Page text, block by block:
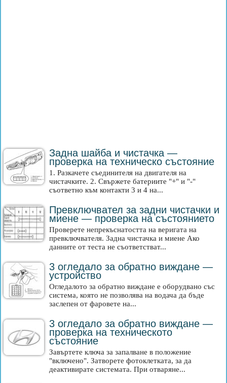
Задна шайба и чистачка —
проверка на техническо състояние
1. Разкачете съединителя на двигателя на
чистачките. 2. Свържете батериите "+" и "-"
съответно към контакти 3 и 4 на...
Превключвател за задни чистачки и
миене — проверка на състоянието
Проверете непрекъснатостта на веригата на
превключвателя. Задна чистачка и миене Ако
данните от теста не съответстват...
3 огледало за обратно виждане —
устройство
Огледалото за обратно виждане е оборудвано със
система, която не позволява на водача да бъде
заслепен от фаровете на...
3 огледало за обратно виждане —
проверка на техническото
състояние
Завъртете ключа за запалване в положение
"включено". Затворете фотоклетката, за да
деактивирате системата. При отваряне...